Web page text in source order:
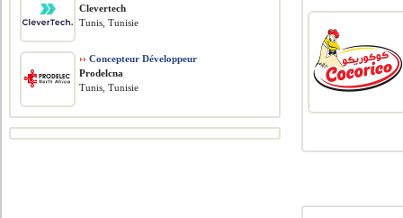
Clevertech
Tunis, Tunisie
›› Concepteur Développeur
Prodelcna
Tunis, Tunisie